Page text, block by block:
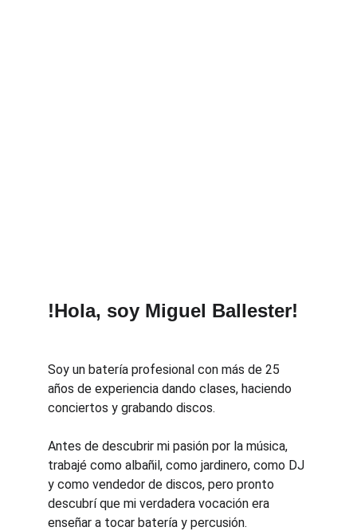
!Hola, soy Miguel Ballester!
Soy un batería profesional con más de 25
años de experiencia dando clases, haciendo
conciertos y grabando discos.
Antes de descubrir mi pasión por la música,
trabajé como albañil, como jardinero, como DJ
y como vendedor de discos, pero pronto
descubrí que mi verdadera vocación era
enseñar a tocar batería y percusión.